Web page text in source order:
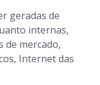
geradas de
internas,
de mercado,
Internet das